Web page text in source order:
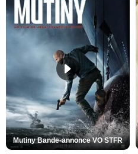
Mutiny Bande-annonce VO STFR